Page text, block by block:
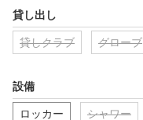
貸し出し
貸しクラブ グローブ
設備
ロッカー シャワー